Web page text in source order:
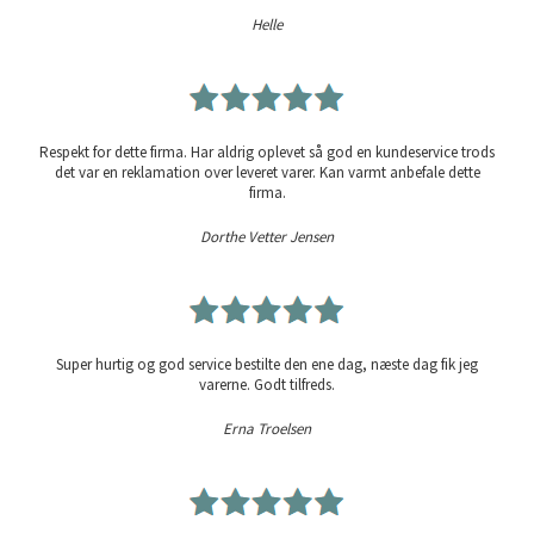
Helle
Respekt for dette firma. Har aldrig oplevet så god en kundeservice trods
det var en reklamation over leveret varer. Kan varmt anbefale dette
firma.
Dorthe Vetter Jensen
Super hurtig og god service bestilte den ene dag, næste dag fik jeg
varerne. Godt tilfreds.
Erna Troelsen